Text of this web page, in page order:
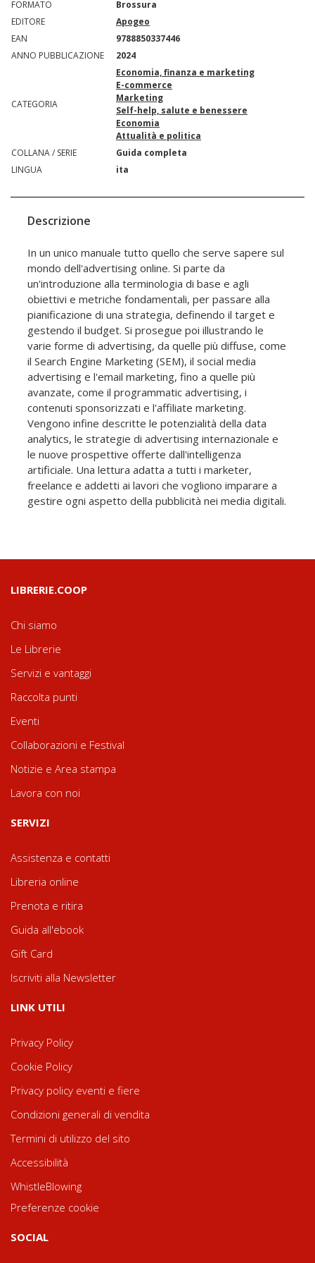
FORMATO
Brossura
EDITORE
Apogeo
EAN
9788850337446
ANNO PUBBLICAZIONE
2024
CATEGORIA
Economia, finanza e marketing
E-commerce
Marketing
Self-help, salute e benessere
Economia
Attualità e politica
COLLANA / SERIE
Guida completa
LINGUA
ita
Descrizione
In un unico manuale tutto quello che serve sapere sul
mondo dell'advertising online. Si parte da
un'introduzione alla terminologia di base e agli
obiettivi e metriche fondamentali, per passare alla
pianificazione di una strategia, definendo il target e
gestendo il budget. Si prosegue poi illustrando le
varie forme di advertising, da quelle più diffuse, come
il Search Engine Marketing (SEM), il social media
advertising e l'email marketing, fino a quelle più
avanzate, come il programmatic advertising, i
contenuti sponsorizzati e l'affiliate marketing.
Vengono infine descritte le potenzialità della data
analytics, le strategie di advertising internazionale e
le nuove prospettive offerte dall'intelligenza
artificiale. Una lettura adatta a tutti i marketer,
freelance e addetti ai lavori che vogliono imparare a
gestire ogni aspetto della pubblicità nei media digitali.
LIBRERIE.COOP
Chi siamo
Le Librerie
Servizi e vantaggi
Raccolta punti
Eventi
Collaborazioni e Festival
Notizie e Area stampa
Lavora con noi
SERVIZI
Assistenza e contatti
Libreria online
Prenota e ritira
Guida all'ebook
Gift Card
Iscriviti alla Newsletter
LINK UTILI
Privacy Policy
Cookie Policy
Privacy policy eventi e fiere
Condizioni generali di vendita
Termini di utilizzo del sito
Accessibilità
WhistleBlowing
Preferenze cookie
SOCIAL